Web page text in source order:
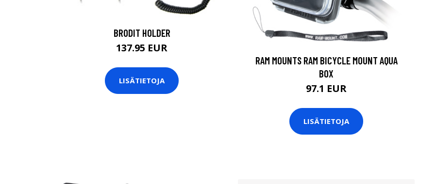
BRODIT HOLDER
137.95 EUR
LISÄTIETOJA
RAM MOUNTS RAM BICYCLE MOUNT AQUA
BOX
97.1 EUR
LISÄTIETOJA